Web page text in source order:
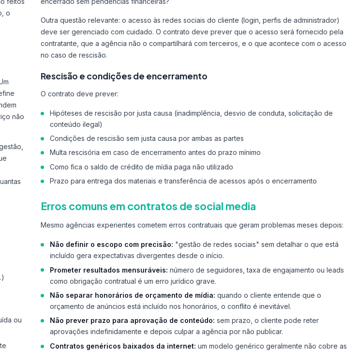
o
não
ou
Outra questão relevante: o acesso às redes sociais do cliente (login, perfis de administrador)
deve ser gerenciado com cuidado. O contrato deve prever que o acesso será fornecido pela
contratante, que a agência não o compartilhará com terceiros, e o que acontece com o acesso
no caso de rescisão.
Rescisão e condições de encerramento
O contrato deve prever:
Hipóteses de rescisão por justa causa (inadimplência, desvio de conduta, solicitação de
conteúdo ilegal)
Condições de rescisão sem justa causa por ambas as partes
Multa rescisória em caso de encerramento antes do prazo mínimo
Como fica o saldo de crédito de mídia paga não utilizado
Prazo para entrega dos materiais e transferência de acessos após o encerramento
Erros comuns em contratos de social media
Mesmo agências experientes cometem erros contratuais que geram problemas meses depois:
Não definir o escopo com precisão: "gestão de redes sociais" sem detalhar o que está
incluído gera expectativas divergentes desde o início.
Prometer resultados mensuráveis: número de seguidores, taxa de engajamento ou leads
como obrigação contratual é um erro jurídico grave.
Não separar honorários de orçamento de mídia: quando o cliente entende que o
orçamento de anúncios está incluído nos honorários, o conflito é inevitável.
Não prever prazo para aprovação de conteúdo: sem prazo, o cliente pode reter
aprovações indefinidamente e depois culpar a agência por não publicar.
Contratos genéricos baixados da internet: um modelo genérico geralmente não cobre as